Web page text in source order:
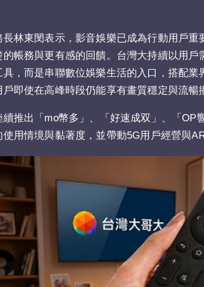
林東閔表示，影音娛樂已成為行動用戶
帳務與更有感的回饋。台灣大持續以用
，而是串聯數位娛樂生活的入口，搭配
即使在高峰時段仍能享有畫質穩定與流暢
推出「mo幣多」、「好速成双」、「OP
用情境與黏著度，並帶動5G用戶經營與